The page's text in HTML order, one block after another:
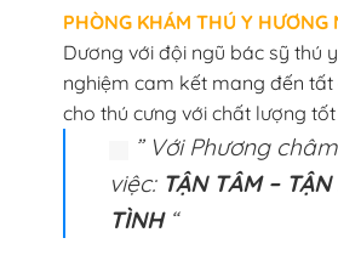
PHÒNG KHÁM THÚ Y HƯƠNG
Dương với đội ngũ bác sỹ thú
nghiệm cam kết mang đến tất
cho thú cưng với chất lượng tốt
” Với Phương
việc: TẬN TÂM –
TÌNH“